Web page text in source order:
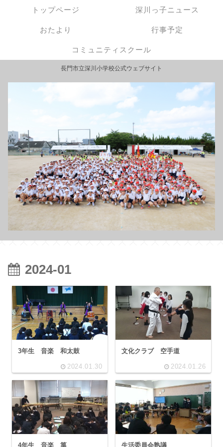
長門市立深川小学校公式ウェブサイト
トップページ 深川っ子ニュース
おたより 行事予定
コミュニティスクール
2024-01
3年生 音楽 和太鼓
2024.01.30
文化クラブ 空手道
2024.01.26
4年生 音楽 箏 生活委員会熟議